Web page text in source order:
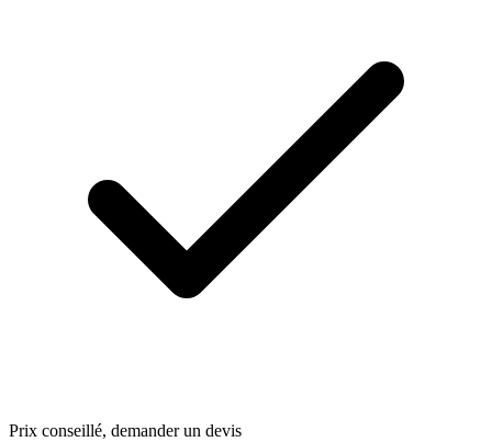
Prix conseillé, demander un devis